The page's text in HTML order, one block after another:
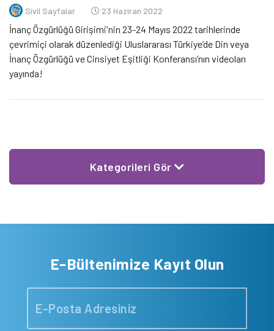
Sivil Sayfalar 23 Haziran 2022
İnanç Özgürlüğü Girişimi'nin 23-24 Mayıs 2022 tarihlerinde
çevrimiçi olarak düzenlediği Uluslararası Türkiye’de Din veya
İnanç Özgürlüğü ve Cinsiyet Eşitliği Konferansı’nın videoları
yayında!
Kategorileri Gör
E-Bültenimize Kayıt Olun